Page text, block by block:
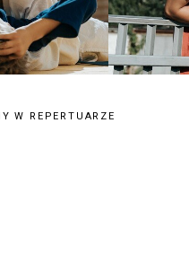
W REPERTUARZE